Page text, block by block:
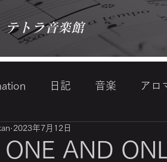
テトラ音楽館
日記 音楽 アロ
ッサージ
ONE AND
2023年7月12日